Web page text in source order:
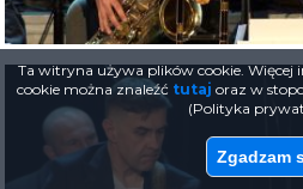
Ta witryna używa plików cookie.
cookie można znaleźć tutaj oraz w
(Polityka
Zgadzam